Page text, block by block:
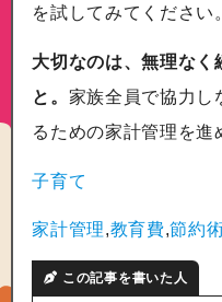
を試してみてください。
大切なのは、無理なく
と。 家族全員で協力し
るための家計管理を進
子育て
家計管理,教育費,節約
この記事を書いた人